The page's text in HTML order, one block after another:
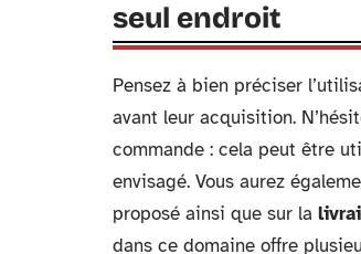
seul endroit
Pensez à bien préciser
avant leur acquisition.
commande : cela peut être
envisagé. Vous aurez
proposé ainsi que sur la
dans ce domaine offre